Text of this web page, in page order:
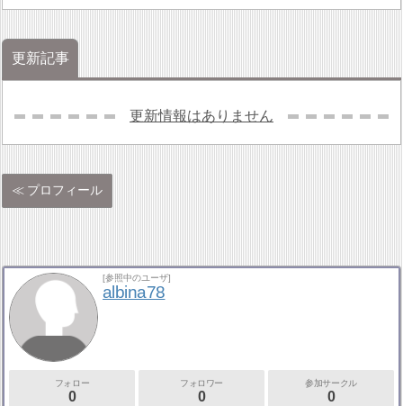
更新記事
更新情報はありません
プロフィール
[参照中のユーザ]
albina78
フォロー
0
フォロワー
0
参加サークル
0